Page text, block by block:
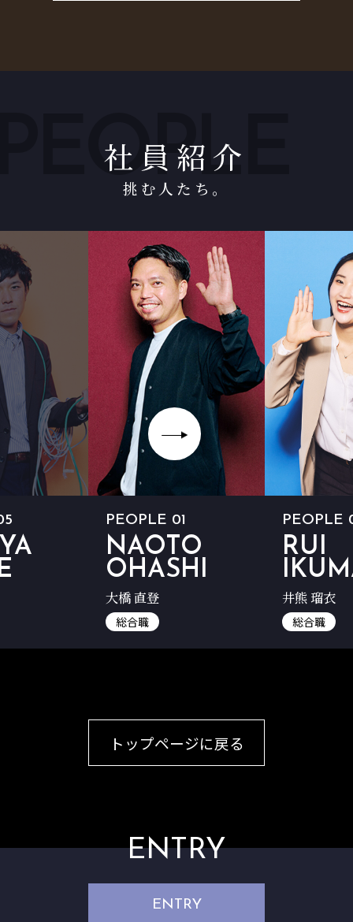
社員紹介
挑む人たち。
PEOPLE 01
NAOTO
OHASHI
大橋 直登
総合職
PEOPLE
RUI
井熊 瑠衣
総合職
トップページに戻る
ENTRY
ENTRY